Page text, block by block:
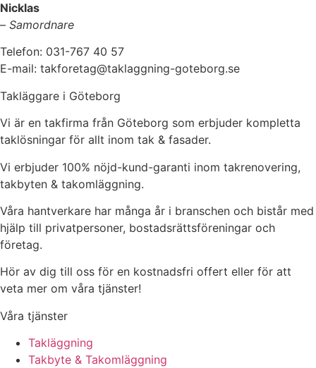
Nicklas
– Samordnare
Telefon: 031-767 40 57
E-mail: takforetag@taklaggning-goteborg.se
Takläggare i Göteborg
Vi är en takfirma från Göteborg som erbjuder kompletta
taklösningar för allt inom tak & fasader.
Vi erbjuder 100% nöjd-kund-garanti inom takrenovering,
takbyten & takomläggning.
Våra hantverkare har många år i branschen och bistår med
hjälp till privatpersoner, bostadsrättsföreningar och
företag.
Hör av dig till oss för en kostnadsfri offert eller för att
veta mer om våra tjänster!
Våra tjänster
Takläggning
Takbyte & Takomläggning